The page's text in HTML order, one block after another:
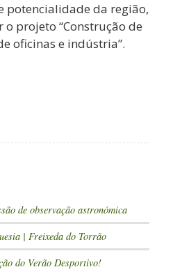
potencialidade da região,
o projeto “Construção de
oficinas e indústria”.
de observação astronómica
| Freixeda do Torrão
do Verão Desportivo!